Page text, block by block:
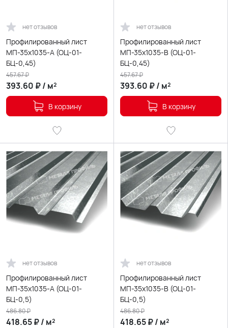
нет отзывов
Профилированный лист
МП-35х1035-A (ОЦ-01-
БЦ-0,45)
393.60 ₽/ м²
457.67₽
В корзину
нет отзывов
Профилированный лист
МП-35х1035-B (ОЦ-01-
БЦ-0,45)
393.60 ₽/ м²
457.67₽
В корзину
нет отзывов
Профилированный лист
МП-35х1035-A (ОЦ-01-
БЦ-0,5)
418.65₽/ м²
486.80₽
нет отзывов
Профилированный лист
МП-35х1035-B (ОЦ-01-
БЦ-0,5)
418.65₽/ м²
486.80₽